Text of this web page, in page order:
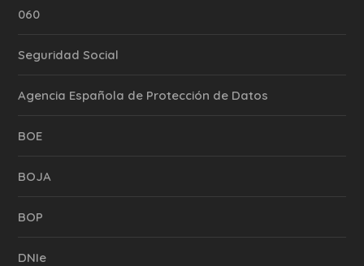
060
Seguridad Social
Agencia Española de Protección de Datos
BOE
BOJA
BOP
DNIe